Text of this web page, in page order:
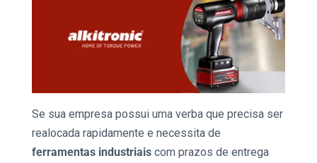
Se sua empresa possui uma verba que precisa ser
realocada rapidamente e necessita de
ferramentas industriaiscom prazos de entrega